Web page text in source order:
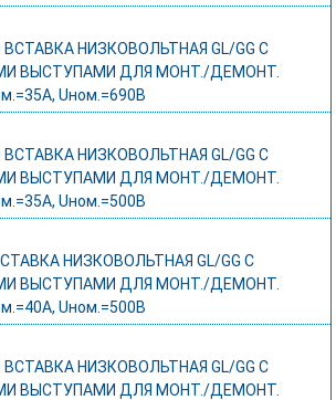
ВСТАВКА НИЗКОВОЛЬТНАЯ GL/GG С
ВЫСТУПАМИ ДЛЯ МОНТ./ДЕМОНТ.
Uном.=690В
ВСТАВКА НИЗКОВОЛЬТНАЯ GL/GG С
ВЫСТУПАМИ ДЛЯ МОНТ./ДЕМОНТ.
Uном.=500В
НИЗКОВОЛЬТНАЯ GL/GG С
ВЫСТУПАМИ ДЛЯ МОНТ./ДЕМОНТ.
Uном.=500В
ВСТАВКА НИЗКОВОЛЬТНАЯ GL/GG С
ВЫСТУПАМИ ДЛЯ МОНТ./ДЕМОНТ.